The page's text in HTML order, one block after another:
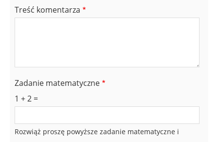
Treść komentarza
Zadanie matematyczne
1 + 2 =
Rozwiąż proszę powyższe zadanie matematyczne i